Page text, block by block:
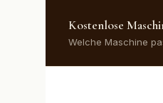
Kostenlose
Welche Maschine